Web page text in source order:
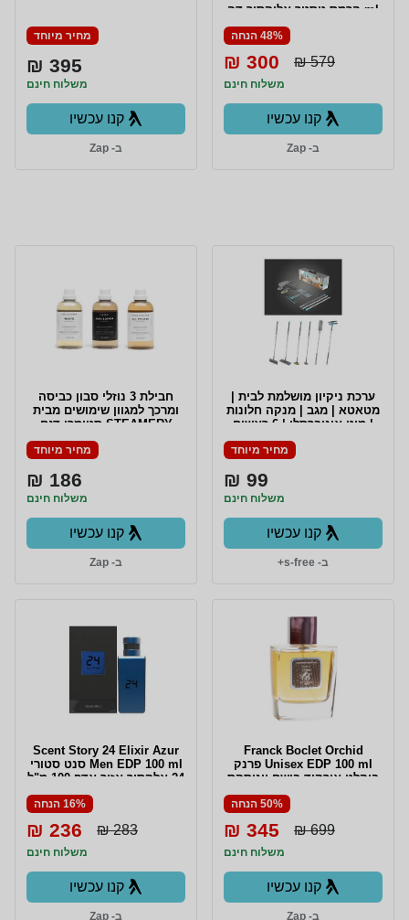
ml הרמס טסטר אליקסיר דה
מרווי אדפ לאישה 100 מ"ל
48% הנחה
579 ₪
300 ₪
משלוח חינם
קנו עכשיו
ב- Zap
מחיר מיוחד
395 ₪
משלוח חינם
קנו עכשיו
ב- Zap
ערכת ניקיון מושלמת לבית |
מטאטא | מגב | מנקה חלונות
| מוט אוניברסלי | 6 ראשים
מתחלפים | סה"כ 7 חלקים |
מחיר מיוחד
99 ₪
משלוח חינם
קנו עכשיו
ב- s-free+
חבילת 3 נוזלי סבון כביסה
ומרכך למגוון שימושים מבית
STEAMERY סטימרי דגם
LAUNDRY TRIO PACKAGE
מחיר מיוחד
186 ₪
משלוח חינם
קנו עכשיו
ב- Zap
Franck Boclet Orchid
Unisex EDP 100 ml פרנק
בוקלט אורקיד בושם יוניסקס
50% הנחה
699 ₪
345 ₪
משלוח חינם
קנו עכשיו
ב- Zap
Scent Story 24 Elixir Azur
Men EDP 100 ml סנט סטורי
24 אלקסיר אזור אדפ 100 מ"ל
16% הנחה
283 ₪
236 ₪
משלוח חינם
קנו עכשיו
ב- Zap